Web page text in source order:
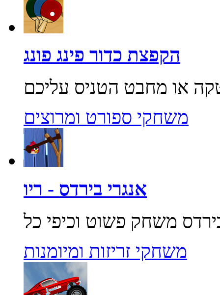
הקפצת כדור פינג פונג
משחקי ספורט ומרוצים
אנגרי בירדס - ריו
משחקי זריזות ומיומנות